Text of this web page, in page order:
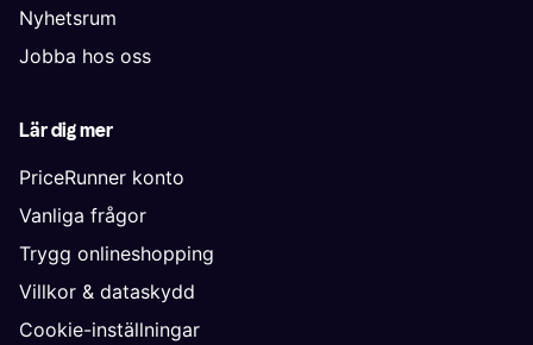
Nyhetsrum
Jobba hos oss
Lär dig mer
PriceRunner konto
Vanliga frågor
Trygg onlineshopping
Villkor & dataskydd
Cookie-inställningar